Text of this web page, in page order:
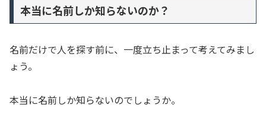
本当に名前しか知らないのか？
名前だけで人を探す前に、一度立ち止まって考えてみまし
ょう。
本当に名前しか知らないのでしょうか。